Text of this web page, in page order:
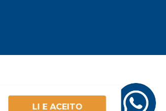
LI E ACEITO